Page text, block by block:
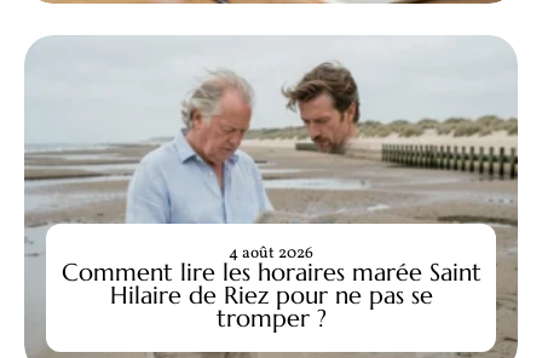
Comment lire les horaires marée Saint
Hilaire de Riez pour ne pas se
tromper ?
4 août 2026